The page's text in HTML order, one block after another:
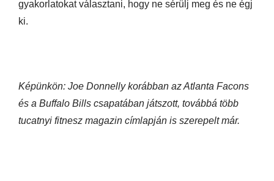
gyakorlatokat választani, hogy ne sérülj meg és ne égj
ki.
Képünkön: Joe Donnelly korábban az Atlanta Facons
és a Buffalo Bills csapatában játszott, továbbá több
tucatnyi fitnesz magazin címlapján is szerepelt már.